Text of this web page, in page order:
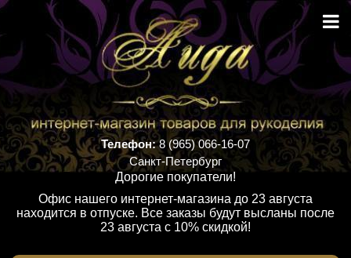
Телефон:8 (965) 066-16-07
Санкт-Петербург
Дорогие покупатели!
Офис нашего интернет-магазина до 23 августа
находится в отпуске. Все заказы будут высланы после
23 августа с 10% скидкой!